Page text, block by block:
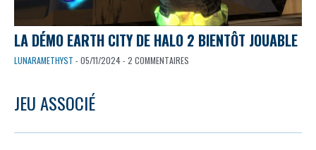
LA DÉMO EARTH CITY DE HALO 2 BIENTÔT JOUABLE
LUNARAMETHYST - 05/11/2024 - 2 COMMENTAIRES
JEU ASSOCIÉ